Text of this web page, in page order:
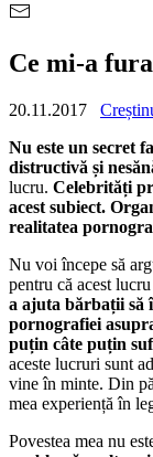
Ce mi-a
20.11.2017
Nu este un secret
distructivă și
lucru. Celebrități
acest subiect.
realitatea
Nu voi începe să
pentru că acest
a ajuta bărbații să
pornografiei
puțin câte puțin
aceste lucruri sunt
vine în minte. Din
mea experiență în
Povestea mea nu